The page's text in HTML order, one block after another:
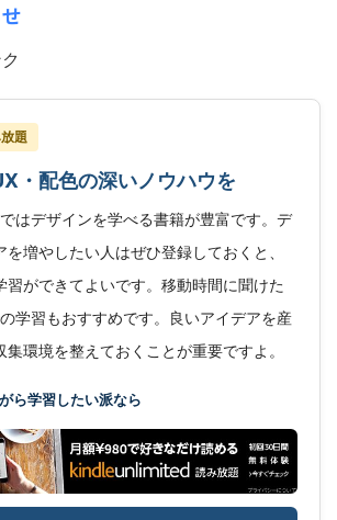
題
・配色の深いノウハウを
はデザインを学べる書籍が豊富です。デ
増やしたい人はぜひ登録しておくと、
習ができてよいです。移動時間に聞けた
学習もおすすめです。良いアイデアを産
環境を整えておくことが重要ですよ。
ら学習したい派なら